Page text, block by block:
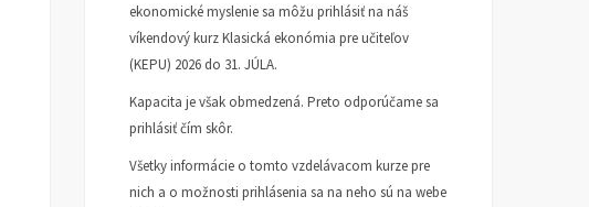
ekonomické myslenie sa môžu prihlásiť na náš
víkendový kurz Klasická ekonómia pre učiteľov
(KEPU) 2026 do 31. JÚLA.
Kapacita je však obmedzená. Preto odporúčame sa
prihlásiť čím skôr.
Všetky informácie o tomto vzdelávacom kurze pre
nich a o možnosti prihlásenia sa na neho sú na webe